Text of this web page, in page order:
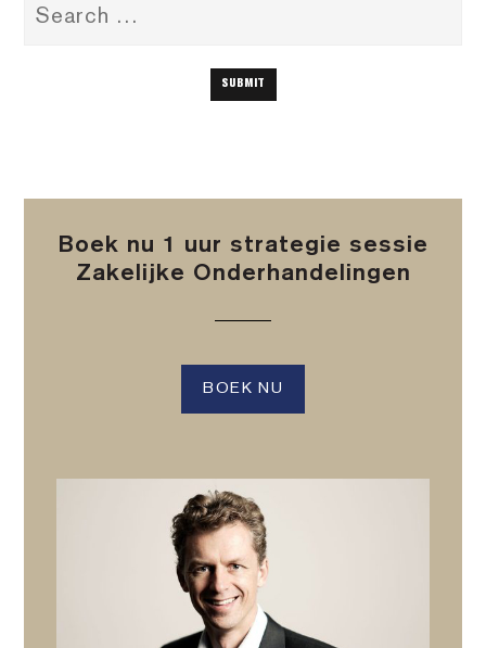
Boek nu 1 uur strategie sessie
Zakelijke Onderhandelingen
BOEK NU